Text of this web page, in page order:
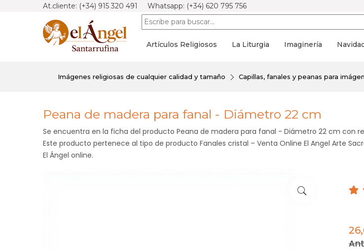
At.cliente: (+34) 915 320 491 Whatsapp: (+34) 620 795 756
Artículos Religiosos La Liturgia Imaginería
Imágenes religiosas de cualquier calidad y tamaño Capillas, fanales y peanas para
Peana de madera para fanal - Diámetro 22 cm
Se encuentra en la ficha del producto Peana de madera para fanal - Diámetro 22 cm con
Este producto pertenece al tipo de producto Fanales cristal – Venta Online El Angel Arte
El Ángel online.